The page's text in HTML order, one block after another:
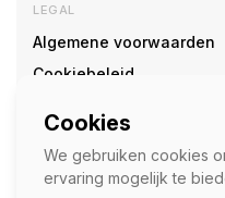
LEGAL
Algemene voorwaarden
Cookiebeleid
SOCIAL